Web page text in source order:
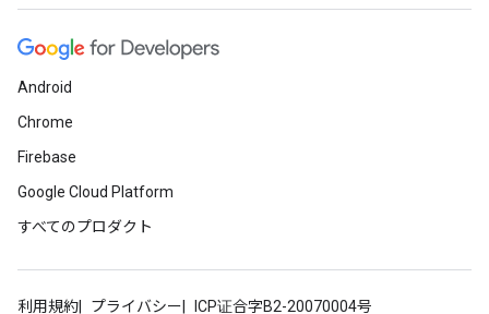
Android
Chrome
Firebase
Google Cloud Platform
すべてのプロダクト
利用規約 プライバシー ICP证合字B2-20070004号